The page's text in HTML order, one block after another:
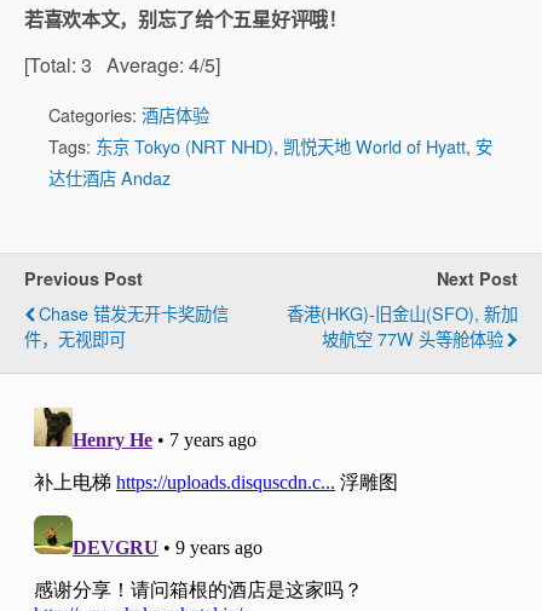
若喜欢本文，别忘了给个五星好评哦！
[Total: 3 Average: 4/5]
Categories: 酒店体验
Tags: 东京 Tokyo (NRT NHD), 凯悦天地 World of Hyatt, 安
达仕酒店 Andaz
Previous Post
Chase 错发无开卡奖励信
件，无视即可
Next Post
香港(HKG)-旧金山(SFO), 新加
坡航空 77W 头等舱体验